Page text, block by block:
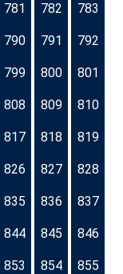
781 782 783
790 791 792
799 800 801
808 809 810
817 818 819
826 827 828
835 836 837
844 845 846
853 854 855